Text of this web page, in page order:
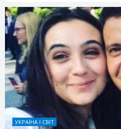
УКРАЇНА І СВІТ